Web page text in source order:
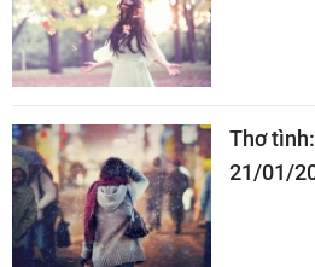
Thơ
21/01/